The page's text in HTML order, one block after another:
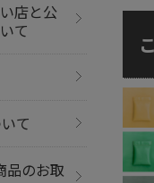
店と公
て
て
品のお取